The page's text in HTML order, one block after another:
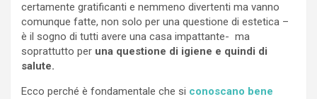
certamente gratificanti e nemmeno divertenti ma vanno
comunque fatte, non solo per una questione di estetica –
è il sogno di tutti avere una casa impattante- ma
soprattutto per una questione di igiene e quindi di
salute.
Ecco perché è fondamentale che si conoscano bene